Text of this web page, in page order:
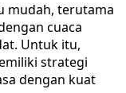
mudah, terutama
cuaca
Untuk itu,
strategi
dengan kuat